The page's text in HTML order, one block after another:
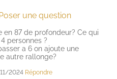
une question
en 87 de profondeur? Ce qui
personnes ?
a 6 on ajoute une
autre rallonge?
2024 Répondre